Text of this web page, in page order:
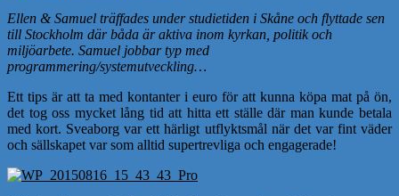
Ellen & Samuel träffades under studietiden i Skåne och flyttade sen
till Stockholm där båda är aktiva inom kyrkan, politik och
miljöarbete. Samuel jobbar typ med
programmering/systemutveckling…
Ett tips är att ta med kontanter i euro för att kunna köpa mat på ön,
det tog oss mycket lång tid att hitta ett ställe där man kunde betala
med kort. Sveaborg var ett härligt utflyktsmål när det var fint väder
och sällskapet var som alltid supertrevliga och engagerade!